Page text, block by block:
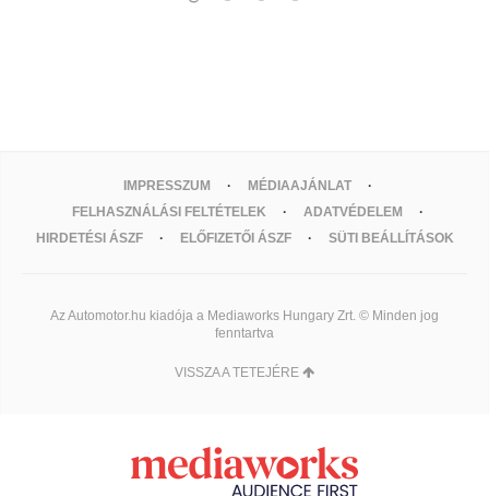
IMPRESSZUM
MÉDIAAJÁNLAT
FELHASZNÁLÁSI FELTÉTELEK
ADATVÉDELEM
HIRDETÉSI ÁSZF
ELŐFIZETŐI ÁSZF SÜTI BEÁLLÍTÁSOK
Az Automotor.hu kiadója a Mediaworks Hungary Zrt. © Minden jog
fenntartva
VISSZA A TETEJÉRE